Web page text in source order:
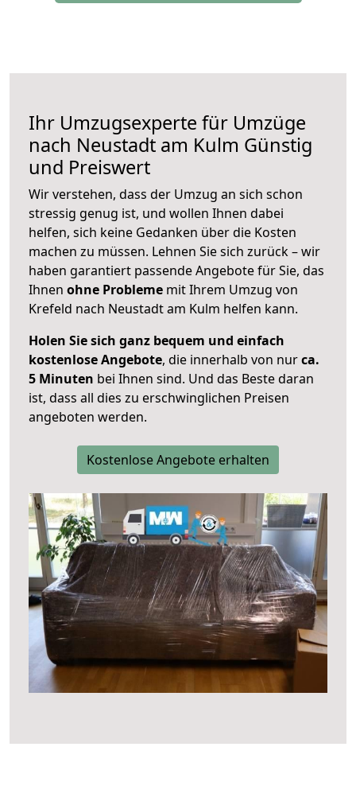
Ihr Umzugsexperte für Umzüge
nach Neustadt am Kulm Günstig
und Preiswert
Wir verstehen, dass der Umzug an sich schon
stressig genug ist, und wollen Ihnen dabei
helfen, sich keine Gedanken über die Kosten
machen zu müssen. Lehnen Sie sich zurück – wir
haben garantiert passende Angebote für Sie, das
Ihnen ohne Probleme mit Ihrem Umzug von
Krefeld nach Neustadt am Kulm helfen kann.
Holen Sie sich ganz bequem und einfach
kostenlose Angebote, die innerhalb von nurca.
5 Minuten bei Ihnen sind. Und das Beste daran
ist, dass all dies zu erschwinglichen Preisen
angeboten werden.
Kostenlose Angebote erhalten